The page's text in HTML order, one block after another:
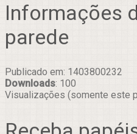
Informações
parede
Publicado em: 1403800232
Downloads: 100
Visualizações (somente este